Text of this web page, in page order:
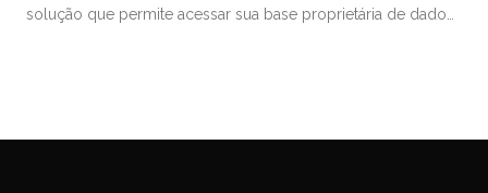
solução que permite acessar sua base proprietária de dados